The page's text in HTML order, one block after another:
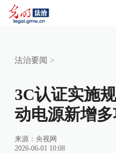
法治要闻 >
3C认证实施
动电源新增
来源： 央视网
2026-06-01 10:08